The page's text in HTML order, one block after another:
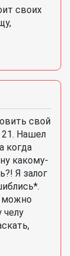
своих
свой
Нашел
когда
какому-
Я залог
можно
челу